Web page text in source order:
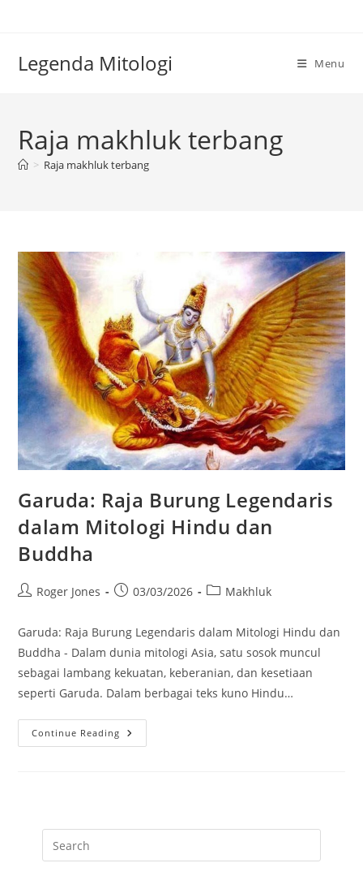
Legenda Mitologi Menu
Raja makhluk terbang
> Raja makhluk terbang
Garuda: Raja Burung Legendaris
dalam Mitologi Hindu dan
Buddha
PostRoger Jones
Post03/03/2026
PostMakhluk
Garuda: Raja Burung Legendaris dalam Mitologi Hindu dan
Buddha - Dalam dunia mitologi Asia, satu sosok muncul
sebagai lambang kekuatan, keberanian, dan kesetiaan
seperti Garuda. Dalam berbagai teks kuno Hindu…
Continue Reading Garuda:
Raja